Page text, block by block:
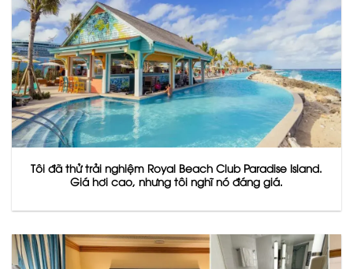
Tôi đã thử trải nghiệm Royal Beach Club Paradise Island.
Giá hơi cao, nhưng tôi nghĩ nó đáng giá.